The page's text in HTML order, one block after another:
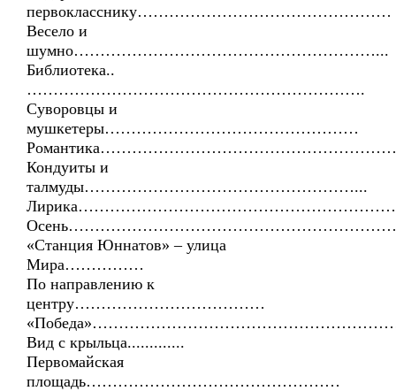
первокласснику…………………………………………
Весело и
шумно…………………………………………………...
Библиотека..
……………………………………………………….
Суворовцы и
мушкетеры…………………………………………
Кондуиты и
талмуды……………………………………………...
«Станция Юннатов» – улица
Мира……………
По направлению к
центру………………………………
Вид с крыльца.............
Первомайская
площадь…………………………………………